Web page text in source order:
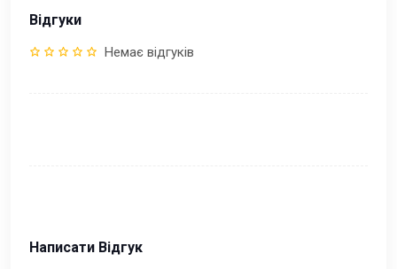
Відгуки
Немає відгуків
Написати Відгук